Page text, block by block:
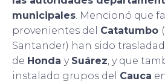
municipales . Mencionó que
provenientes del Catatumbo
Santander) han sido
de Honda y Suárez , y que
instalado grupos del Cauca